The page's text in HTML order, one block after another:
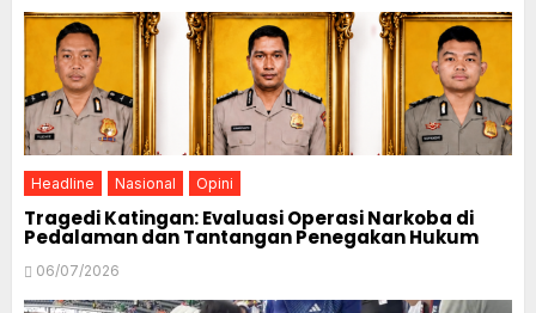
Headline Nasional Opini
Tragedi Katingan: Evaluasi Operasi Narkoba di
Pedalaman dan Tantangan Penegakan Hukum
06/07/2026